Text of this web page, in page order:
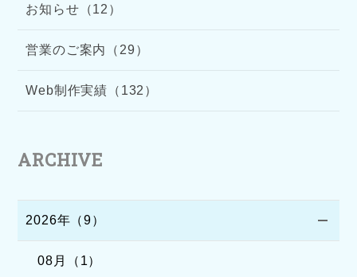
お知らせ（12）
営業のご案内（29）
Web制作実績（132）
ARCHIVE
2026年（9）
08月（1）